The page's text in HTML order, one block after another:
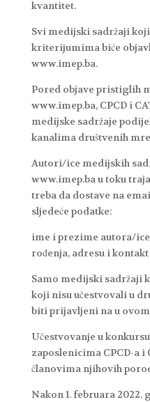
kvantitet.
Svi medijski sadržaji
kriterijumima biće
www.imep.ba.
Pored objave pristiglih
www.imep.ba, CPCD i
medijske sadržaje
kanalima društvenih
Autori/ice medijskih
www.imep.ba u toku
treba da dostave na
sljedeće podatke:
ime i prezime autora/
rođenja, adresu i
Samo medijski sadržaji
koji nisu učestvovali u
biti prijavljeni na u
Učestvovanje u
zaposlenicima CPCD-a i
članovima njihovih
Nakon 1. februara 2022.